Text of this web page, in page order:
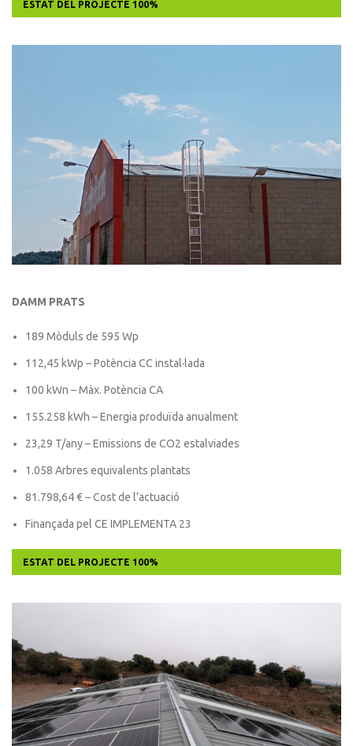
ESTAT DEL PROJECTE 100%
DAMM PRATS
189 Mòduls de 595 Wp
112,45 kWp – Potència CC instal·lada
100 kWn – Màx. Potència CA
155.258 kWh – Energia produïda anualment
23,29 T/any – Emissions de CO2 estalviades
1.058 Arbres equivalents plantats
81.798,64 € – Cost de l’actuació
Finançada pel CE IMPLEMENTA 23
ESTAT DEL PROJECTE 100%